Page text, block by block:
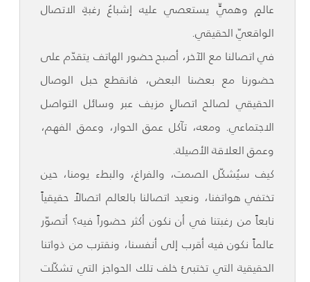
عالمٍ وهميٍّ يستعصي عليه إشباعُ رغبةِ الاتصال
الواقعيّ الحقيقي.
في اتصالنا مع الآخر، أصبح حضور الهاتف يتقدّم على
حضورنا مع بعضنا البعض، فانقطع حبل الوصال
الحقيقي لصالح اتصالٍ مزيف عبر وسائل التواصل
الاجتماعي. ومعه، تآكل عمق الحوار، وعمق الفهم،
وعمق العلاقة الأصيلة.
كيف سيُشكّل الصمت، والفراغ، والبطء يومنا، حين
تختفي هواتفنا، ونعيد اتصالنا بالعالم اتصالاً حقيقياً
نابعاً من رغبتنا في أن نكون أكثر حضوراً فيه؟ أتصوّر
عالماً نكون فيه أقرب إلى أنفسنا، ونقترب من ذواتنا
الحقيقية التي تختبئ خلف تلك الحواجز التي تشكّلت